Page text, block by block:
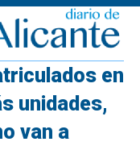
en
unidades,
van a